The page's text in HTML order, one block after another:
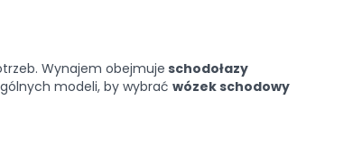
Wynajem obejmuje schodołazy
modeli, by wybrać wózek schodowy